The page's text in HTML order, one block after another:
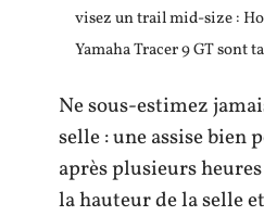
visez un trail mid-size :
Yamaha Tracer 9 GT sont
Ne sous-estimez
selle : une assise bien
après plusieurs
la hauteur de la selle